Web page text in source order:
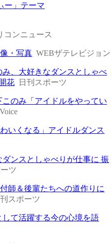
ー」テーマ
コンニュース
・写真 WEBザテレビジョン
、大好きなダンスとしゃべ
花
日刊スポーツ
のみ「アイドルをやってい
いくなる」アイドルダンス
ンスとしゃべりが仕事に 振
ツ
師＆後輩たちへの道作りに
スポーツ
て活躍する今の心境を語